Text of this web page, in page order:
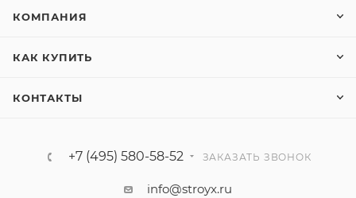
КОМПАНИЯ
КАК КУПИТЬ
КОНТАКТЫ
+7 (495) 580-58-52 ЗАКАЗАТЬ ЗВОНОК
info@stroyx.ru